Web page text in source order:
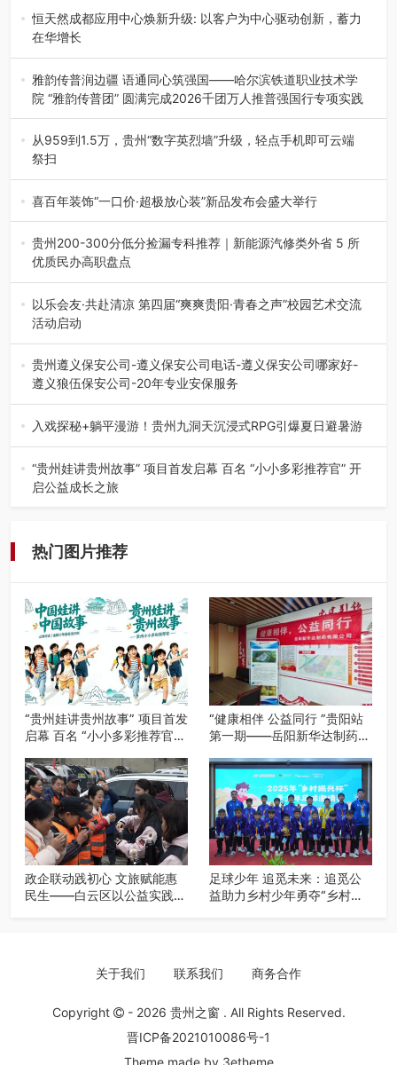
地”（贵州站）主题…
恒天然成都应用中心焕新升级: 以客户为中心驱动创新，蓄力
在华增长
融合全球研发实力与本土洞察，深化客户共创，赋能西南市
场创新发展 （7月27日，成…
雅韵传普润边疆 语通同心筑强国——哈尔滨铁道职业技术学
院 “雅韵传普团” 圆满完成2026千团万人推普强国行专项实践
为扎实推进2026“千团万人推普强国行”大学生暑期社会实
践，牢牢紧扣 “雅韵传普…
从959到1.5万，贵州“数字英烈墙”升级，轻点手机即可云端
祭扫
八一建军节到来之际，由贵州省退役军人事务厅指导，贵阳
市退役军人事务局联合贵州广电…
喜百年装饰“一口价·超极放心装”新品发布会盛大举行
2026年7月31日，喜百年装饰“一口价·超极放心装”新品发布
会在贵阳隆重举行。…
贵州200-300分低分捡漏专科推荐｜新能源汽修类外省 5 所
优质民办高职盘点
在贵州省高考志愿填报体系中，200至300分数段考生可选择
的省内工科、新能源汽车…
以乐会友·共赴清凉 第四届“爽爽贵阳·青春之声”校园艺术交流
活动启动
七月的贵阳，清风送爽，第四届“爽爽贵阳·青春之声”校园管
弦乐（合唱）艺术交流活动…
贵州遵义保安公司-遵义保安公司电话-遵义保安公司哪家好-
遵义狼伍保安公司-20年专业安保服务
在遵义，不管是企业园区运营、小区物业管理、建筑工地施
工、商业商场经营，还是举办各…
入戏探秘+躺平漫游！贵州九洞天沉浸式RPG引爆夏日避暑游
入伏后的贵州，清凉依旧。而在毕节深处的九洞天景区，贵
州首个水上喀斯特沉浸式RPG…
“贵州娃讲贵州故事” 项目首发启幕 百名 “小小多彩推荐官” 开
启公益成长之旅
热门图片推荐
“贵州娃讲贵州故事” 项目首发
启幕 百名 “小小多彩推荐官”
“健康相伴 公益同行 ”贵阳站
第一期——岳阳新华达制药贵
政企联动践初心 文旅赋能惠
民生——白云区以公益实践绘
足球少年 追觅未来：追觅公
益助力乡村少年勇夺“乡村振
关于我们 联系我们 商务合作
Copyright - 2026 贵州之窗 . All Rights Reserved.
晋ICP备2021010086号-1